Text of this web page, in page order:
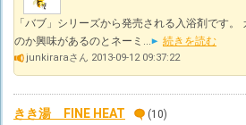
「バブ」シリーズから発売される入浴剤です
のか興味があるのとネーミ...
続きを読む
junkiraraさん 2013-09-12 09:37:22
きき湯 FINE HEAT
(10)